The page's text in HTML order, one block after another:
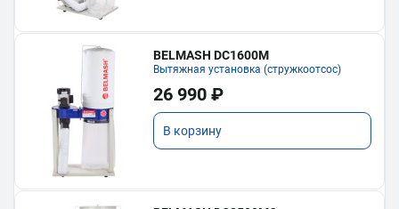
BELMASH DC1600M
Вытяжная установка (стружкоотсос)
26 990 ₽
В корзину